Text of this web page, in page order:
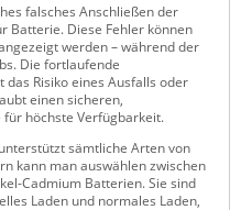
falsches Anschließen der
Batterie. Diese Fehler können
werden – während der
Die fortlaufende
Risiko eines Ausfalls oder
einen sicheren,
höchste Verfügbarkeit.
sämtliche Arten von
kann man auswählen zwischen
Cadmium Batterien. Sie sind
Laden und normales Laden,